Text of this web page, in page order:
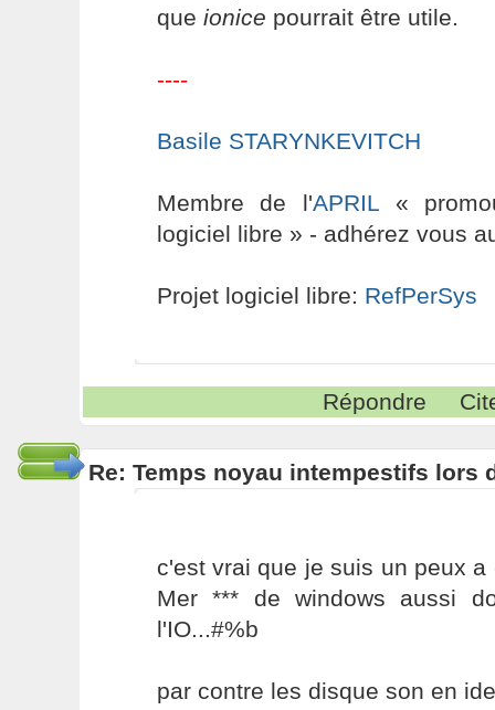
que ionice pourrait être utile.
----
Basile STARYNKEVITCH
Membre de l'APRIL «
logiciel libre » - adhérez vous
Projet logiciel libre: RefPerSys
Répondre
Re: Temps noyau intempestifs lors
c'est vrai que je suis un peux
Mer *** de windows aussi
l'IO...#%b
par contre les disque son en